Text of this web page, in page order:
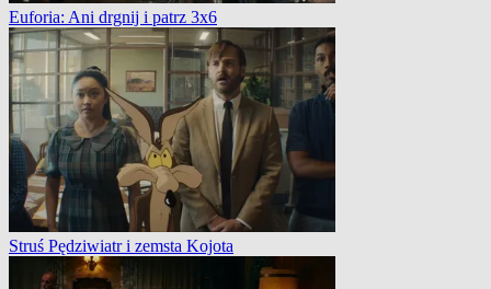
Euforia: Ani drgnij i patrz⁩ 3x6
Struś Pędziwiatr i zemsta Kojota